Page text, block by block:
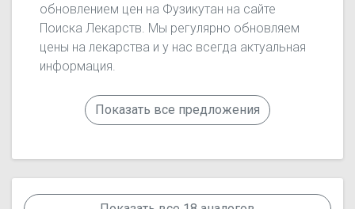
обновлением цен на Фузикутан на сайте
Поиска Лекарств. Мы регулярно обновляем
цены на лекарства и у нас всегда актуальная
информация.
Показать все предложения